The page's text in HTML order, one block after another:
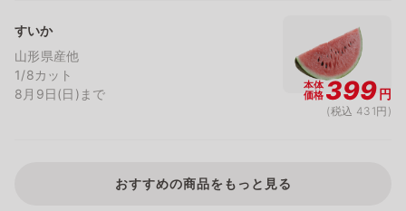
すいか
山形県産他
1/8カット
8月9日(日)まで
本体
価格399円
(税込 431円)
おすすめの商品をもっと見る